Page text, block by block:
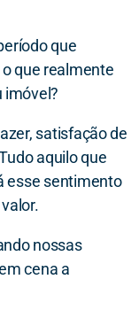
que
que realmente
imóvel?
satisfação de
aquilo que
esse sentimento
nossas
cena a